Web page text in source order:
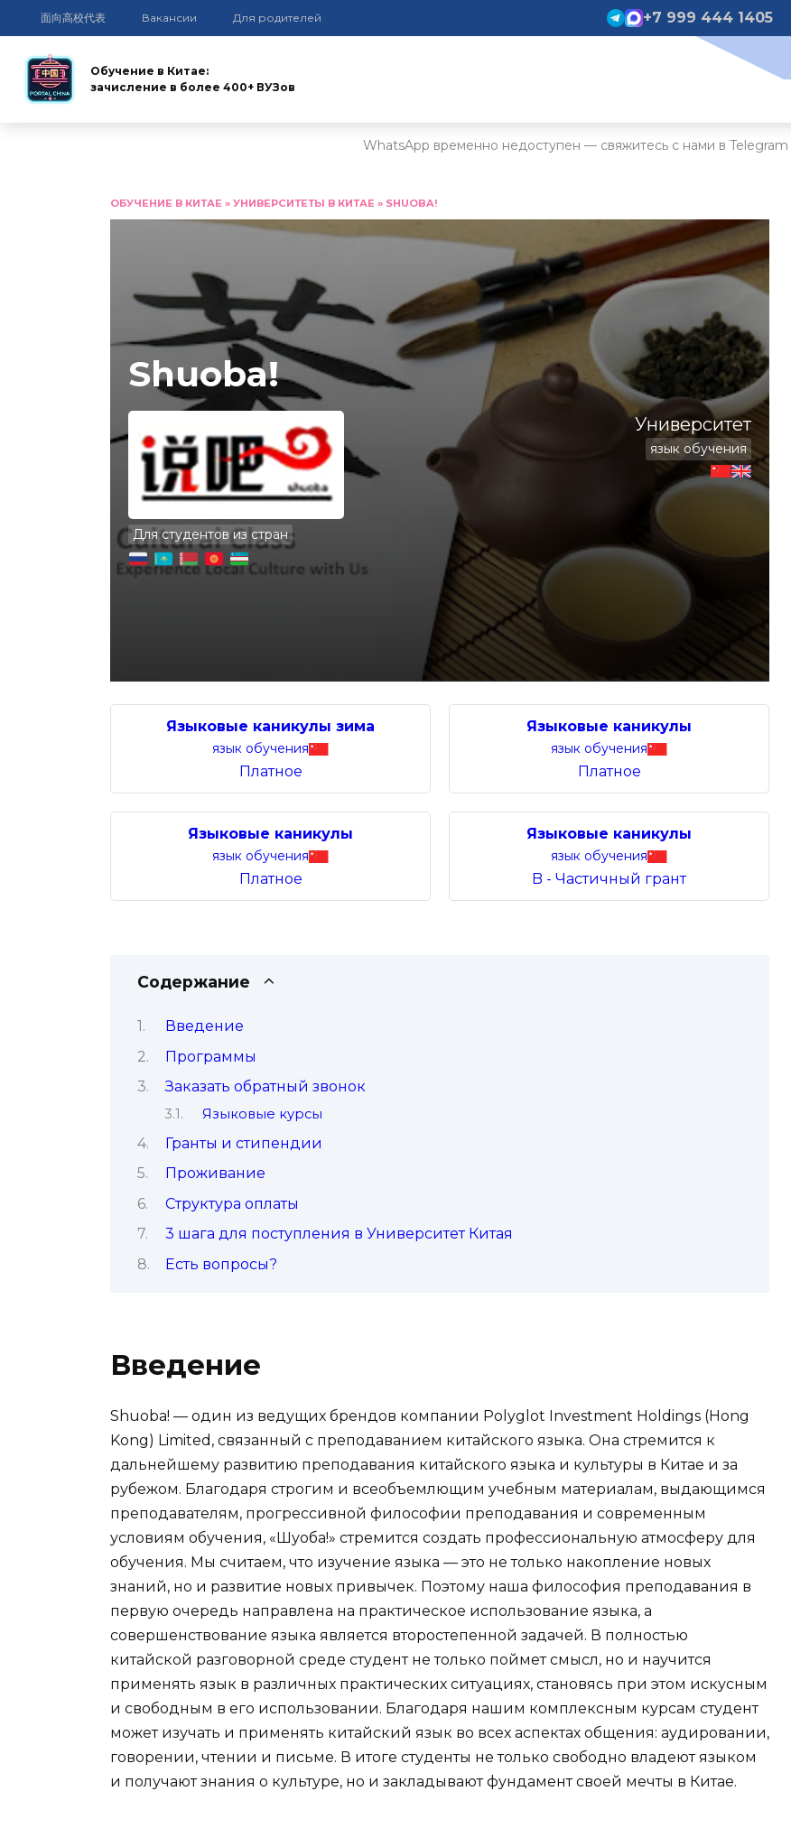
面向高校代表 Вакансии Для родителей +7 999 444 1405
Обучение в Китае:
зачисление в более 400+ ВУЗов
WhatsApp временно недоступен — свяжитесь с нами в Telegram
ОБУЧЕНИЕ В КИТАЕ » УНИВЕРСИТЕТЫ В КИТАЕ » SHUOBA!
Shuoba!
Для студентов из стран
Университет
язык обучения
Языковые каникулы зима
язык обучения
Платное
Языковые каникулы
язык обучения
Платное
Языковые каникулы
язык обучения
Платное
Языковые каникулы
язык обучения
B - Частичный грант
Содержание
Введение
Программы
Заказать обратный звонок
Языковые курсы
Гранты и стипендии
Проживание
Структура оплаты
3 шага для поступления в Университет Китая
Есть вопросы?
Введение
Shuoba! — один из ведущих брендов компании Polyglot Investment Holdings (Hong
Kong) Limited, связанный с преподаванием китайского языка. Она стремится к
дальнейшему развитию преподавания китайского языка и культуры в Китае и за
рубежом. Благодаря строгим и всеобъемлющим учебным материалам, выдающимся
преподавателям, прогрессивной философии преподавания и современным
условиям обучения, «Шуоба!» стремится создать профессиональную атмосферу для
обучения. Мы считаем, что изучение языка — это не только накопление новых
знаний, но и развитие новых привычек. Поэтому наша философия преподавания в
первую очередь направлена на практическое использование языка, а
совершенствование языка является второстепенной задачей. В полностью
китайской разговорной среде студент не только поймет смысл, но и научится
применять язык в различных практических ситуациях, становясь при этом искусным
и свободным в его использовании. Благодаря нашим комплексным курсам студент
может изучать и применять китайский язык во всех аспектах общения: аудировании,
говорении, чтении и письме. В итоге студенты не только свободно владеют языком
и получают знания о культуре, но и закладывают фундамент своей мечты в Китае.